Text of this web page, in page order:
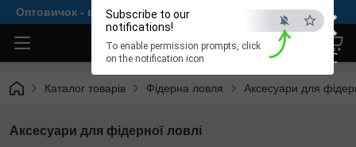
×
ESC
Subscribe to our
notifications!
To enable permission prompts, click
on the notification icon
Оптовичок - все для комфортної рибалки
Каталог товарів Фідерна ловля Аксесуари для
Аксесуари для фідерної ловлі